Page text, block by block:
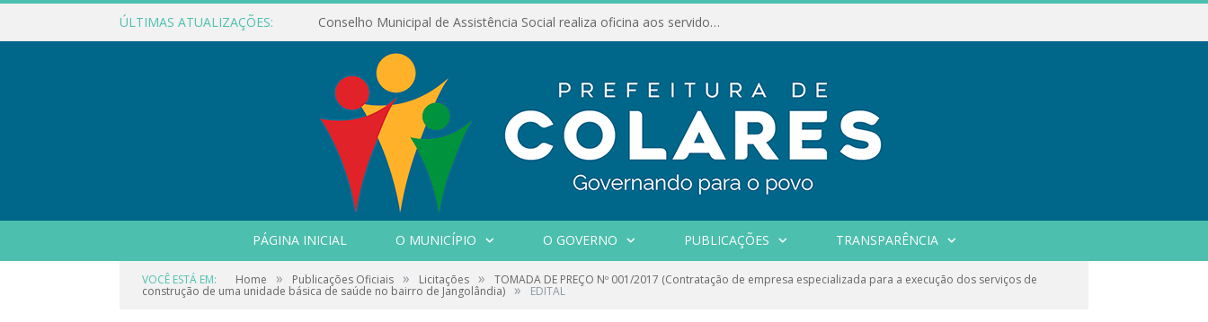
ÚLTIMAS ATUALIZAÇÕES: Conselho Municipal de Assistência Social realiza oficina aos servidores
PÁGINA INICIAL O MUNICÍPIO O GOVERNO PUBLICAÇÕES TRANSPARÊNCIA
VOCÊ ESTÁ EM: Home » Publicações Oficiais » Licitações » TOMADA DE PREÇO Nº 001/2017 (Contratação de empresa especializada para a execução dos serviços de
construção de uma unidade básica de saúde no bairro de Jangolândia) » EDITAL